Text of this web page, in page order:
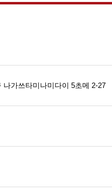
가쓰타미나미다이 5초메 2-27